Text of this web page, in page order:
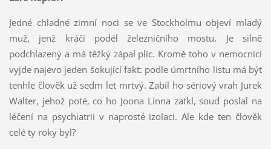
Jedné chladné zimní noci se ve Stockholmu objeví mladý
muž, jenž kráčí podél železničního mostu. Je silně
podchlazený a má těžký zápal plic. Kromě toho v nemocnici
vyjde najevo jeden šokující fakt: podle úmrtního listu má být
tenhle člověk už sedm let mrtvý. Zabil ho sériový vrah Jurek
Walter, jehož poté, co ho Joona Linna zatkl, soud poslal na
léčení na psychiatrii v naprosté izolaci. Ale kde ten člověk
celé ty roky byl?